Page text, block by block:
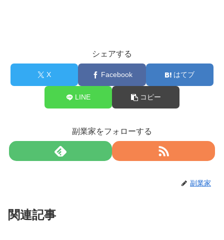
シェアする
X Facebook はてブ
LINE コピー
副業家をフォローする
副業家
関連記事